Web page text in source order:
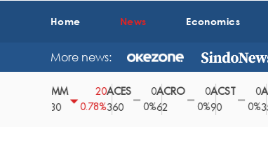
Home News Economics
More news:
0.78%
ACES
360
0
0%
ACRO
62
0
ACST
90
0
ADES
35550